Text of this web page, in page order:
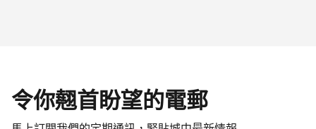
令你翹首盼望的電郵